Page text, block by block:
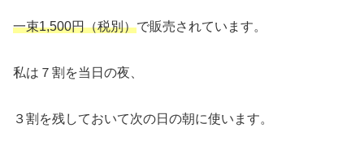
一束1,500円（税別）で販売されています。
私は７割を当日の夜、
３割を残しておいて次の日の朝に使います。